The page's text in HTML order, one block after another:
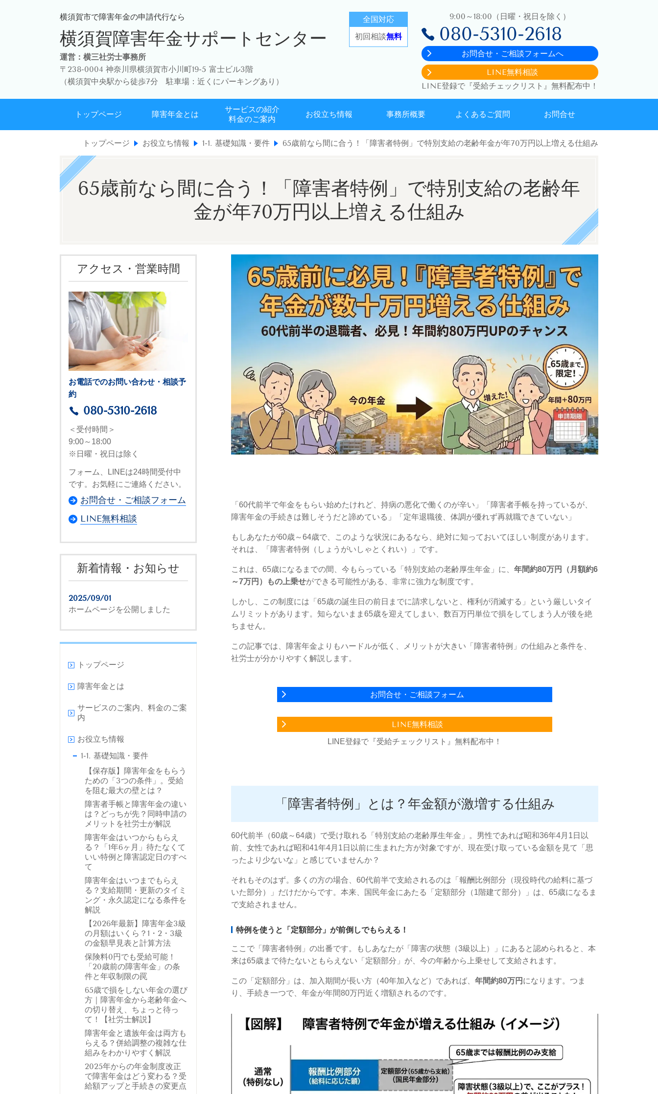
横須賀市で障害年金の申請代行なら
横須賀障害年金サポートセンター
運営：横三社労士事務所
〒238-0004 神奈川県横須賀市小川町19-5 富士ビル3階
（横須賀中央駅から徒歩7分 駐車場：近くにパーキングあり）
全国対応
初回相談無料
9:00～18:00（日曜・祝日を除く）
080-5310-2618
お問合せ・ご相談フォームへ
LINE無料相談
LINE登録で『受給チェックリスト』無料配布中！
トップページ 障害年金とは
サービスの紹介
料金のご案内
お役立ち情報 事務所概要 よくあるご質問 お問合せ
トップページ お役立ち情報 1-1. 基礎知識・要件 65歳前なら間に合う！「障害者特例」で特別支給の老齢年金が年70万円以上増える仕組み
65歳前なら間に合う！「障害者特例」で特別支給の老齢年
金が年70万円以上増える仕組み
「60代前半で年金をもらい始めたけれど、 持病の悪化で働くのが辛い」「障害者手帳を持っているが、
障害年金の手続きは難しそうだと諦めている」「定年退職後、 体調が優れず再就職できていない」
もしあなたが60歳～64歳で、 このような状況にあるなら、 絶対に知っておいてほしい制度があります。
それは、 「障害者特例（しょうがいしゃとくれい）」です。
これは、 65歳になるまでの間、 今もらっている「特別支給の老齢厚生年金」に、 年間約80万円（月額約6
～7万円）もの上乗せができる可能性がある、 非常に強力な制度です。
しかし、 この制度には「65歳の誕生日の前日までに請求しないと、 権利が消滅する」という厳しいタイ
ムリミットがあります。 知らないまま65歳を迎えてしまい、 数百万円単位で損をしてしまう人が後を絶
ちません。
この記事では、
障害年金よりもハードルが低く、メリットが大きい「障害者特例」の仕組みと条件を、
社労士が分かりやすく解説します。
お問合せ・ご相談フォーム
LINE無料相談
LINE登録で『受給チェックリスト』無料配布中！
「障害者特例」とは？年金額が激増する仕組み
60代前半（60歳～64歳）で受け取れる「特別支給の老齢厚生年金」。男性であれば昭和36年4月1日以
前、女性であれば昭和41年4月1日以前に生まれた方が対象ですが、現在受け取っている金額を見て「思
ったより少ないな」と感じていませんか？
それもそのはず。多くの方の場合、60代前半で支給されるのは「報酬比例部分（現役時代の給料に基づ
いた部分）」だけだからです。本来、国民年金にあたる「定額部分（1階建て部分）」は、65歳になるま
で支給されません。
特例を使うと「定額部分」が前倒しでもらえる！
ここで「障害者特例」の出番です。もしあなたが「障害の状態（3級以上）」にあると認められると、本
来は65歳まで待たないともらえない「定額部分」が、今の年齢から上乗せして支給されます。
この「定額部分」は、加入期間が長い方（40年加入など）であれば、 年間約80万円 になります。つま
り、手続き一つで、年金が年間80万円近く増額されるのです。
アクセス・営業時間
お電話でのお問い合わせ・相談予
約
080-5310-2618
＜受付時間＞
9:00～18:00
※日曜・祝日は除く
フォーム、LINEは24時間受付中
です。お気軽にご連絡ください。
お問合せ・ご相談フォーム
LINE無料相談
新着情報・お知らせ
2025/09/01
ホームページを公開しました
トップページ
障害年金とは
サービスのご案内、料金のご案
内
お役立ち情報
1-1. 基礎知識・要件
【保存版】障害年金をもらう
ための「3つの条件」。受給
を阻む最大の壁とは？
障害者手帳と障害年金の違い
は？どっちが先？同時申請の
メリットを社労士が解説
障害年金はいつからもらえ
る？「1年6ヶ月」待たなくて
いい特例と障害認定日のすべ
て
障害年金はいつまでもらえ
る？支給期間・更新のタイミ
ング・永久認定になる条件を
解説
【2026年最新】障害年金3級
の月額はいくら？1・2・3級
の金額早見表と計算方法
保険料0円でも受給可能！
「20歳前の障害年金」の条
件と年収制限の罠
65歳で損をしない年金の選び
方｜障害年金から老齢年金へ
の切り替え、ちょっと待っ
て！【社労士解説】
障害年金と遺族年金は両方も
らえる？併給調整の複雑な仕
組みをわかりやすく解説
2025年からの年金制度改正
で障害年金はどう変わる？受
給額アップと手続きの変更点